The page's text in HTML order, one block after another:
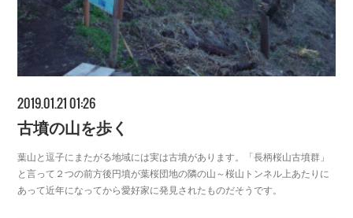
2019.01.21 01:26
古墳の山を歩く
葉山と逗子にまたがる地域には実は古墳があります。「長柄桜山古墳群」
と言って２つの前方後円墳が葉桜団地の隣の山～桜山トンネル上あたりに
あって近年になってから愛好家に発見されたものだそうです。